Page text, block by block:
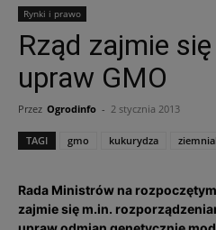
Rynki i prawo
Rząd zajmie
upraw GMO
Przez Ogrodinfo - 2 stycznia 2013
TAGI gmo kukurydza
Rada Ministrów na
zajmie się m.in.